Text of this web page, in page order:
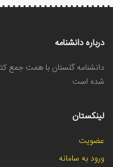
درباره دانشنامه
دانشنامه گلستان با همت جمع
شده است
لینکستان
عضویت
ورود به سامانه